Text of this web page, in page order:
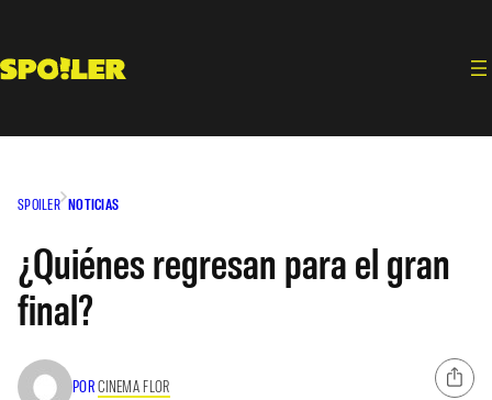
contenido
SPOILER NOTICIAS
¿Quiénes regresan para el gran
final?
PORCINEMA FLOR